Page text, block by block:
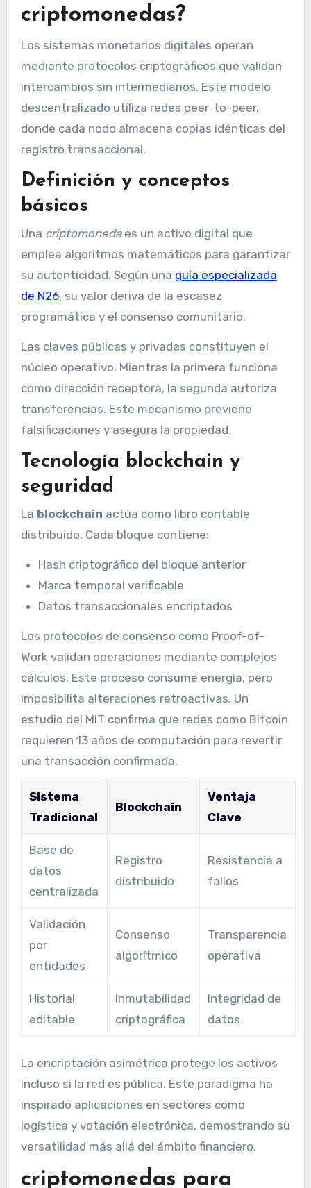
criptomonedas?
Los sistemas monetarios digitales operan
mediante protocolos criptográficos que validan
intercambios sin intermediarios. Este modelo
descentralizado utiliza redes peer-to-peer,
donde cada nodo almacena copias idénticas del
registro transaccional.
Definición y conceptos
básicos
Una criptomonedaes un activo digital que
emplea algoritmos matemáticos para garantizar
su autenticidad. Según una guía especializada
de N26, su valor deriva de la escasez
programática y el consenso comunitario.
Las claves públicas y privadas constituyen el
núcleo operativo. Mientras la primera funciona
como dirección receptora, la segunda autoriza
transferencias. Este mecanismo previene
falsificaciones y asegura la propiedad.
Tecnología blockchain y
seguridad
La blockchain actúa como libro contable
distribuido. Cada bloque contiene:
Hash criptográfico del bloque anterior
Marca temporal verificable
Datos transaccionales encriptados
Los protocolos de consenso como Proof-of-
Work validan operaciones mediante complejos
cálculos. Este proceso consume energía, pero
imposibilita alteraciones retroactivas. Un
estudio del MIT confirma que redes como Bitcoin
requieren 13 años de computación para revertir
una transacción confirmada.
Sistema
Tradicional
Blockchain
Ventaja
Clave
Base de
datos
centralizada
Registro
distribuido
Resistencia a
fallos
Validación
por
entidades
Consenso
algorítmico
Transparencia
operativa
Historial
editable
Inmutabilidad
criptográfica
Integridad de
datos
La encriptación asimétrica protege los activos
incluso si la red es pública. Este paradigma ha
inspirado aplicaciones en sectores como
logística y votación electrónica, demostrando su
versatilidad más allá del ámbito financiero.
criptomonedas para